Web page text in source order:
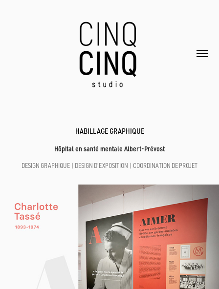
HABILLAGE GRAPHIQUE
Hôpital en santé mentale Albert-Prévost
DESIGN GRAPHIQUE | DESIGN D'EXPOSITION | COORDINATION DE PROJET